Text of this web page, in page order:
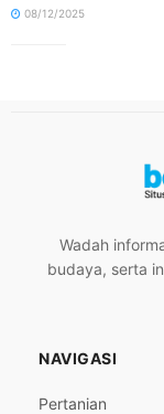
08/12/2025
Wadah
budaya, serta
NAVIGASI
Pertanian